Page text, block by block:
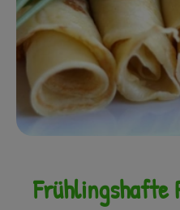
Frisches
Angebote
Haltbares
Getränke
Drogerie
Frühlingshafte